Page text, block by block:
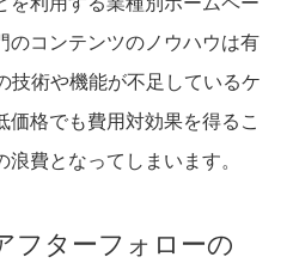
のコンテンツのノウハウは有
技術や機能が不足しているケ
格でも費用対効果を得るこ
費となってしまいます。
フターフォローの